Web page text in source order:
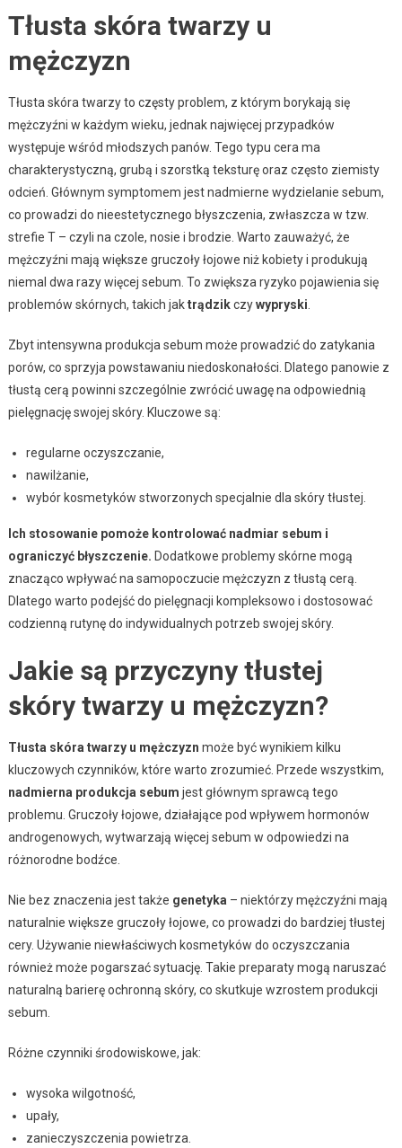
Tłusta skóra twarzy u
mężczyzn
Tłusta skóra twarzy to częsty problem, z którym borykają się
mężczyźni w każdym wieku, jednak najwięcej przypadków
występuje wśród młodszych panów. Tego typu cera ma
charakterystyczną, grubą i szorstką teksturę oraz często ziemisty
odcień. Głównym symptomem jest nadmierne wydzielanie sebum,
co prowadzi do nieestetycznego błyszczenia, zwłaszcza w tzw.
strefie T – czyli na czole, nosie i brodzie. Warto zauważyć, że
mężczyźni mają większe gruczoły łojowe niż kobiety i produkują
niemal dwa razy więcej sebum. To zwiększa ryzyko pojawienia się
problemów skórnych, takich jaktrądzikczywypryski
Zbyt intensywna produkcja sebum może prowadzić do zatykania
porów, co sprzyja powstawaniu niedoskonałości. Dlatego panowie z
tłustą cerą powinni szczególnie zwrócić uwagę na odpowiednią
pielęgnację swojej skóry. Kluczowe są:
regularne oczyszczanie,
nawilżanie,
wybór kosmetyków stworzonych specjalnie dla skóry tłustej.
Ich stosowanie pomoże kontrolować nadmiar sebum i
ograniczyć błyszczenie. Dodatkowe problemy skórne mogą
znacząco wpływać na samopoczucie mężczyzn z tłustą cerą.
Dlatego warto podejść do pielęgnacji kompleksowo i dostosować
codzienną rutynę do indywidualnych potrzeb swojej skóry.
Jakie są przyczyny tłustej
skóry twarzy u mężczyzn?
Tłusta skóra twarzy u mężczyzn może być wynikiem kilku
kluczowych czynników, które warto zrozumieć. Przede wszystkim,
nadmierna produkcja sebum jest głównym sprawcą tego
problemu. Gruczoły łojowe, działające pod wpływem hormonów
androgenowych, wytwarzają więcej sebum w odpowiedzi na
różnorodne bodźce.
Nie bez znaczenia jest także genetyka – niektórzy mężczyźni mają
naturalnie większe gruczoły łojowe, co prowadzi do bardziej tłustej
cery. Używanie niewłaściwych kosmetyków do oczyszczania
również może pogarszać sytuację. Takie preparaty mogą naruszać
naturalną barierę ochronną skóry, co skutkuje wzrostem produkcji
sebum.
Różne czynniki środowiskowe, jak:
wysoka wilgotność,
upały,
zanieczyszczenia powietrza.